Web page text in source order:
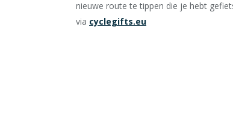
nieuwe route te tippen die je hebt
via cyclegifts.eu